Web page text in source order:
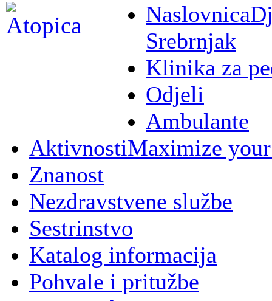
Naslovnica
Srebrnjak
Klinika za
Odjeli
Ambulante
AktivnostiMaximize
Znanost
Nezdravstvene službe
Sestrinstvo
Katalog informacija
Pohvale i pritužbe